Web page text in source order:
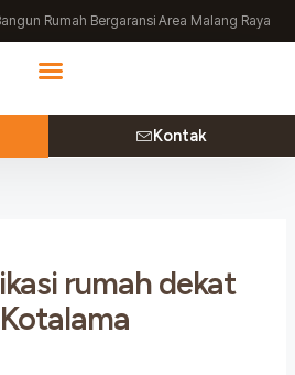
Rumah Bergaransi Area Malang Raya
Kontak
rumah dekat